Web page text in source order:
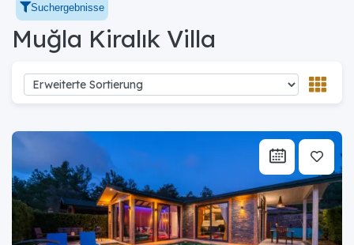
Suchergebnisse
Muğla Kiralık Villa